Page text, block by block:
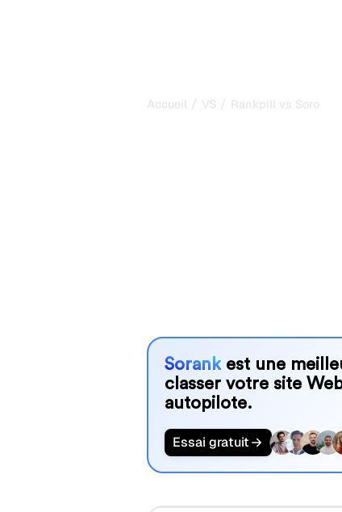
Accueil / VS / Rankpill vs Soro
Sorankest une
classer votre site
autopilote.
Essai gratuit